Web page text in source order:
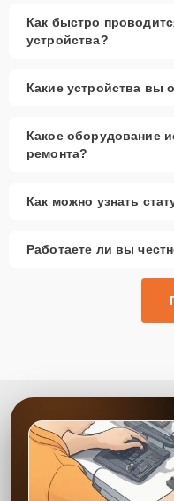
Как быстро
устройства?
Какие устройства вы
Какое оборудование
ремонта?
Как можно узнать
Работаете ли вы